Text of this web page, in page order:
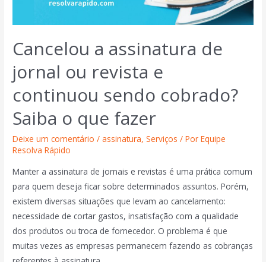
Cancelou a assinatura de
jornal ou revista e
continuou sendo cobrado?
Saiba o que fazer
Deixe um comentário /assinatura,Serviços / PorEquipe
Resolva Rápido
Manter a assinatura de jornais e revistas é uma prática comum
para quem deseja ficar sobre determinados assuntos. Porém,
existem diversas situações que levam ao cancelamento:
necessidade de cortar gastos, insatisfação com a qualidade
dos produtos ou troca de fornecedor. O problema é que
muitas vezes as empresas permanecem fazendo as cobranças